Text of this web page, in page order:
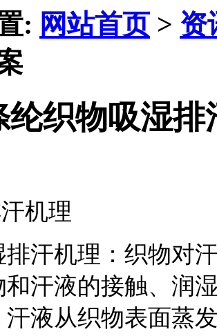
: 网站首页> 资
纶织物吸湿
机理
排汗机理：织物对
和汗液的接触、润
汗液从织物表面蒸